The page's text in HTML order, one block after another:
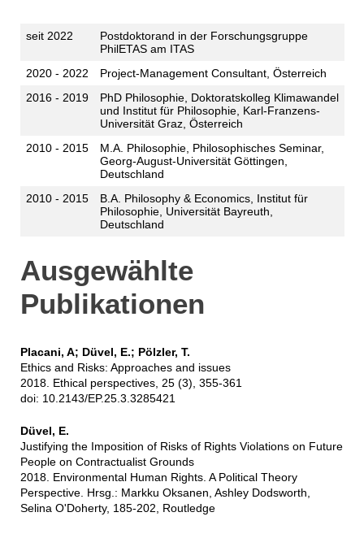
seit 2022
Postdoktorand in der Forschungsgruppe
PhilETAS am ITAS
2020 - 2022
Project-Management Consultant, Österreich
2016 - 2019
PhD Philosophie, Doktoratskolleg Klimawandel
und Institut für Philosophie, Karl-Franzens-
Universität Graz, Österreich
2010 - 2015
M.A. Philosophie, Philosophisches Seminar,
Georg-August-Universität Göttingen,
Deutschland
2010 - 2015
B.A. Philosophy & Economics, Institut für
Philosophie, Universität Bayreuth,
Deutschland
Ausgewählte
Publikationen
Placani, A; Düvel, E.; Pölzler, T.
Ethics and Risks: Approaches and issues
2018. Ethical perspectives, 25 (3), 355-361
doi: 10.2143/EP.25.3.3285421
Düvel, E.
Justifying the Imposition of Risks of Rights Violations on Future
People on Contractualist Grounds
2018. Environmental Human Rights. A Political Theory
Perspective. Hrsg.: Markku Oksanen, Ashley Dodsworth,
Selina O'Doherty, 185-202, Routledge